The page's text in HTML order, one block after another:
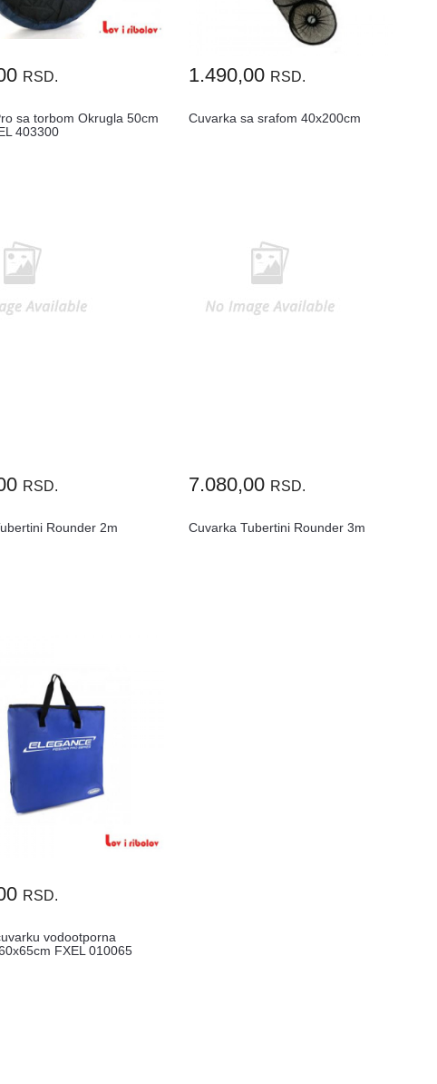
RSD.
sa torbom Okrugla 50cm
403300
1.490,00 RSD.
Cuvarka sa srafom 40x200cm
RSD.
Rounder 2m
7.080,00 RSD.
Cuvarka Tubertini Rounder 3m
RSD.
vodootporna
FXEL 010065